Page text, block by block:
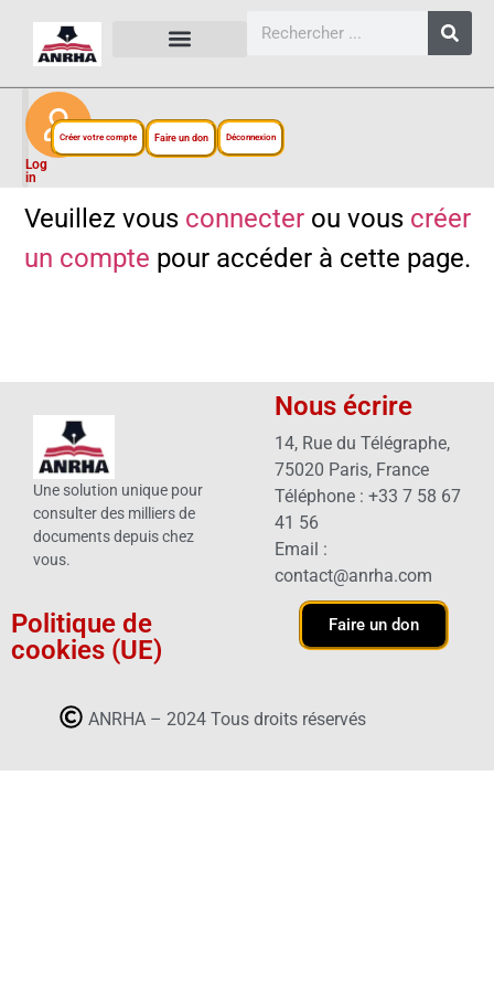
Log
in
Créer votre compte Faire un don Déconnexion
Veuillez vous connecterou vous créer
un compte pour accéder à cette page.
Une solution unique pour
consulter des milliers de
documents depuis chez
vous.
Politique de
cookies (UE)
Nous écrire
14, Rue du Télégraphe,
75020 Paris, France
Téléphone : +33 7 58 67
41 56
Email :
contact@anrha.com
Faire un don
ANRHA – 2024 Tous droits réservés